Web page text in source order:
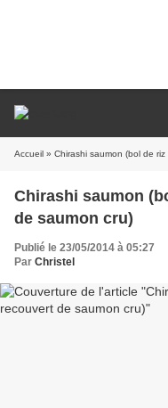
Accueil » Chirashi saumon (bol de
Chirashi saumon
de saumon cru)
Publié le 23/05/2014 à 05:27
Par Christel